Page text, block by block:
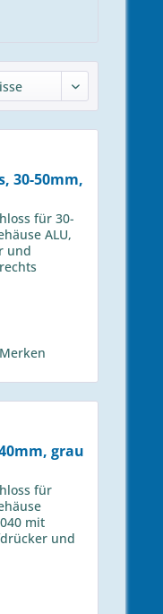
30-50mm,
für 30-
ALU,
und
mit 25mm
bis 20mm -
Merken
grau
für
mit
und
Hub - 4-